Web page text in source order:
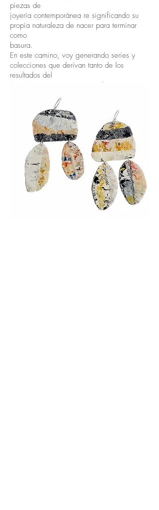
piezas de
joyería contemporánea re significando su
propia naturaleza de nacer para terminar
como
basura.
En este camino, voy generando series y
colecciones que derivan tanto de los
resultados del
proceso investigación como de una
constante inspiración y reflexión sobre lo
que me rodea.
Cada pieza está hecha a mano, es única,
irrepetible e “imperfecta”.